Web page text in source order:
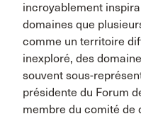
incroyablement
domaines que
comme un territoire
inexploré, des
souvent sous-
présidente du Forum
membre du comité de